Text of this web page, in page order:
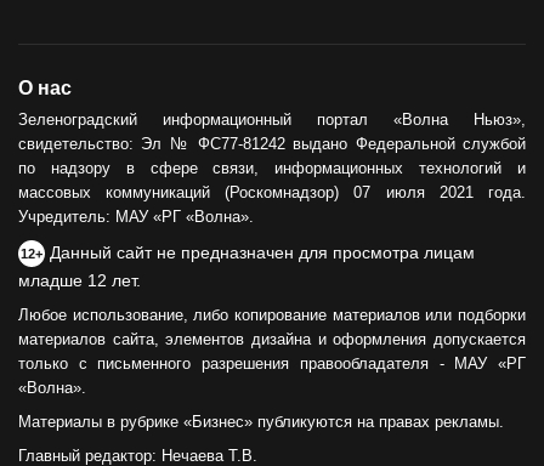
О нас
Зеленоградский информационный портал «Волна Ньюз»,
свидетельство: Эл № ФС77-81242 выдано Федеральной службой
по надзору в сфере связи, информационных технологий и
массовых коммуникаций (Роскомнадзор) 07 июля 2021 года.
Учредитель: МАУ «РГ «Волна».
12+ Данный сайт не предназначен для просмотра лицам
младше 12 лет.
Любое использование, либо копирование материалов или подборки
материалов сайта, элементов дизайна и оформления допускается
только с письменного разрешения правообладателя - МАУ «РГ
«Волна».
Материалы в рубрике «Бизнес» публикуются на правах рекламы.
Главный редактор: Нечаева Т.В.